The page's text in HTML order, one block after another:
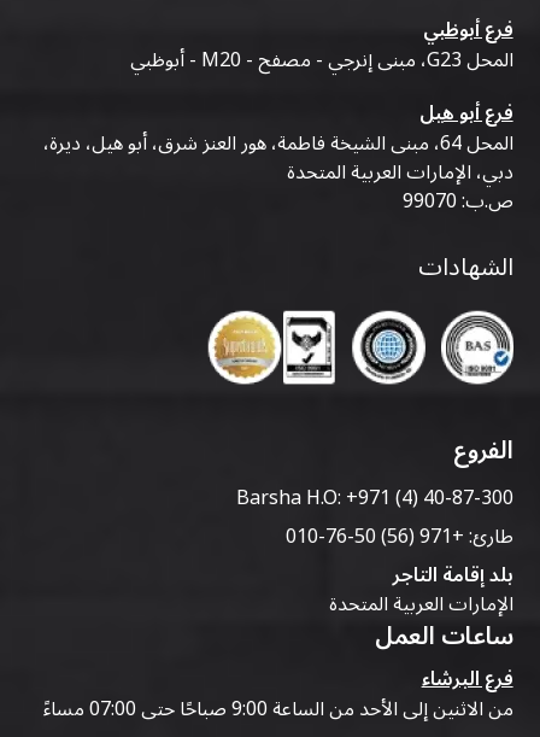
فرع أبوظبي
المحل G23، مبنى إنرجي - مصفح - M20 - أبوظبي
فرع أبو هيل
المحل 64، مبنى الشيخة فاطمة، هور العنز شرق، أبو هيل، ديرة،
دبي، الإمارات العربية المتحدة
ص.ب: 99070
الشهادات
الفروع
Barsha H.O:+971 (4) 40-87-300
طارئ:+971 (56) 50-76-010
بلد إقامة التاجر
الإمارات العربية المتحدة
ساعات العمل
فرع البرشاء
من الاثنين إلى الأحد من الساعة 9:00 صباحًا حتى 07:00 مساءً